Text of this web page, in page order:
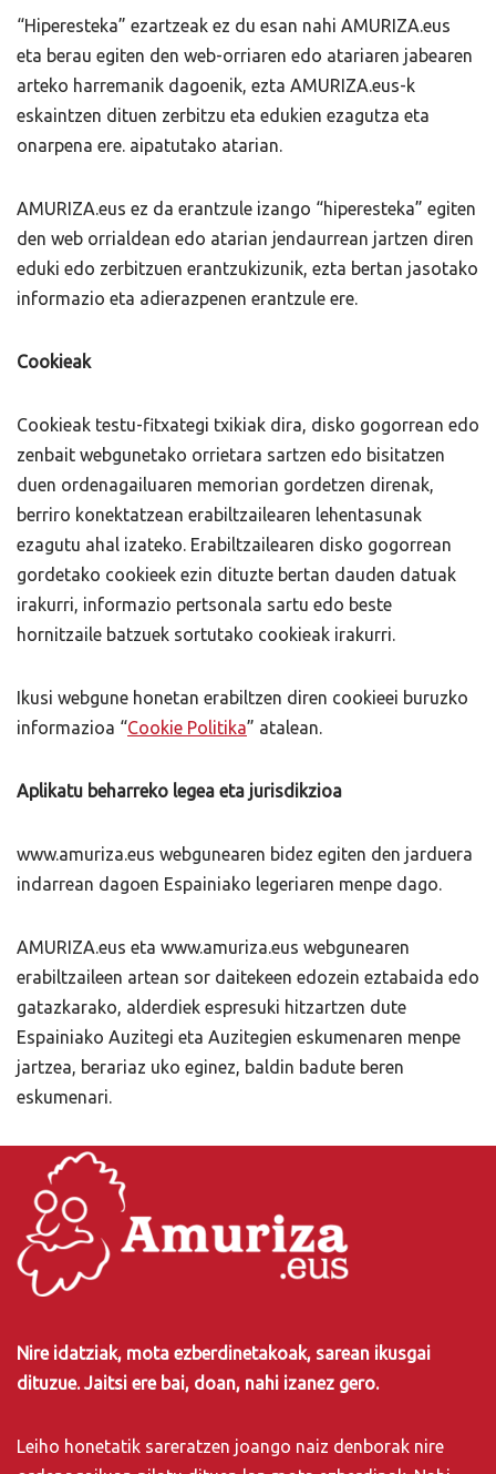
“Hiperesteka” ezartzeak ez du esan nahi AMURIZA.eus
eta berau egiten den web-orriaren edo atariaren jabearen
arteko harremanik dagoenik, ezta AMURIZA.eus-k
eskaintzen dituen zerbitzu eta edukien ezagutza eta
onarpena ere. aipatutako atarian.
AMURIZA.eus ez da erantzule izango “hiperesteka” egiten
den web orrialdean edo atarian jendaurrean jartzen diren
eduki edo zerbitzuen erantzukizunik, ezta bertan jasotako
informazio eta adierazpenen erantzule ere.
Cookieak
Cookieak testu-fitxategi txikiak dira, disko gogorrean edo
zenbait webgunetako orrietara sartzen edo bisitatzen
duen ordenagailuaren memorian gordetzen direnak,
berriro konektatzean erabiltzailearen lehentasunak
ezagutu ahal izateko. Erabiltzailearen disko gogorrean
gordetako cookieek ezin dituzte bertan dauden datuak
irakurri, informazio pertsonala sartu edo beste
hornitzaile batzuek sortutako cookieak irakurri.
Ikusi webgune honetan erabiltzen diren cookieei buruzko
informazioa “Cookie Politika” atalean.
Aplikatu beharreko legea eta jurisdikzioa
www.amuriza.eus webgunearen bidez egiten den jarduera
indarrean dagoen Espainiako legeriaren menpe dago.
AMURIZA.eus eta www.amuriza.eus webgunearen
erabiltzaileen artean sor daitekeen edozein eztabaida edo
gatazkarako, alderdiek espresuki hitzartzen dute
Espainiako Auzitegi eta Auzitegien eskumenaren menpe
jartzea, berariaz uko eginez, baldin badute beren
eskumenari.
Nire idatziak, mota ezberdinetakoak, sarean ikusgai
dituzue. Jaitsi ere bai, doan, nahi izanez gero.
Leiho honetatik sareratzen joango naiz denborak nire